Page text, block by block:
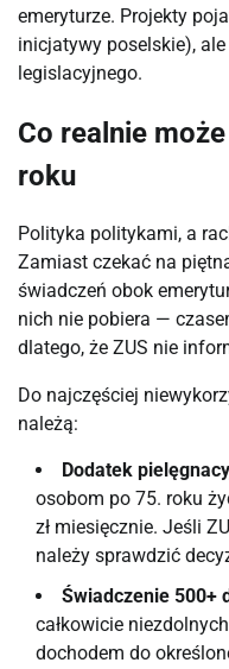
emeryturze. Projekty
inicjatywy poselskie),
legislacyjnego.
Co realnie
roku
Polityka politykami, a
Zamiast czekać na
świadczeń obok
nich nie pobiera —
dlatego, że ZUS nie
Do najczęściej
należą:
Dodatek
osobom po 75. roku
zł miesięcznie. Jeśli
należy sprawdzić
Świadczenie 500+
całkowicie
dochodem do